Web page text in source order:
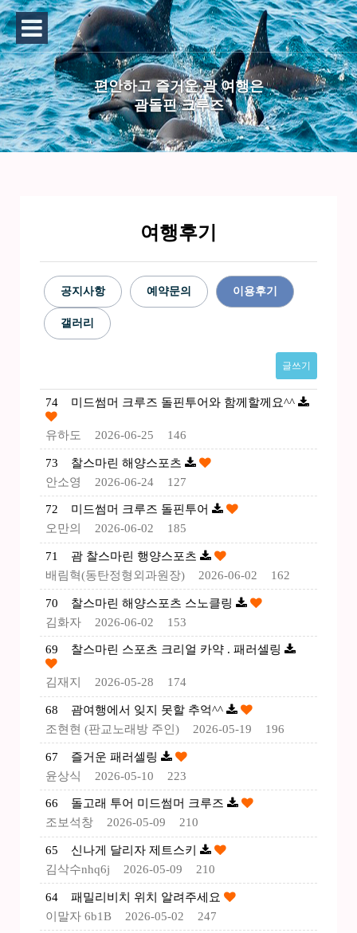
편안하고 즐거운 괌 여행은
괌돌핀 크루즈
여행후기
공지사항 예약문의 이용후기
갤러리
글쓰기
74 미드썸머 크루즈 돌핀투어와 함께할께요^^
유하도 2026-06-25 146
73
찰스마린 해양스포츠
안소영
2026-06-24 127
72
미드썸머 크루즈 돌핀투어
오만의
2026-06-02 185
71
괌 찰스마린 행양스포츠
배림혁(동탄정형외과원장)
2026-06-02 162
70
찰스마린 해양스포츠 스노클링
김화자
2026-06-02 153
69 찰스마린 스포츠 크리얼 카약 . 패러셀링
김재지 2026-05-28 174
68
괌여행에서 잊지 못할 추억^^
조현현 (판교노래방 주인)
2026-05-19 196
67
즐거운 패러셀링
윤상식
2026-05-10 223
66
돌고래 투어 미드썸머 크루즈
조보석창
2026-05-09 210
65
신나게 달리자 제트스키
김삭수nhq6j
2026-05-09 210
64
패밀리비치 위치 알려주세요
이말자 6b1B
2026-05-02 247